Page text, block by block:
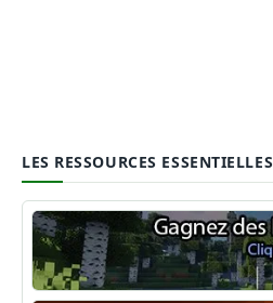
LES RESSOURCES ESSENTIELLES
Optifine